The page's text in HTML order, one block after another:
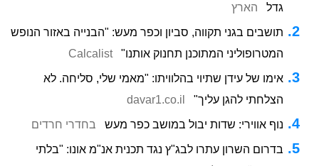
גדל
הארץ
תושבים בגני תקווה, סביון וכפר מעש: "הבנייה באזור הנופש
המטרופוליני המתוכנן תחנוק אותנו"
Calcalist
אימו של עידן שתיוי בהלוויתו: "מאמי שלי, סליחה. לא
הצלחתי להגן עליך"
davar1.co.il
נוף אווירי: שדות יבול במושב כפר מעש בחדרי חרדים
בדרום השרון עתרו לבג"ץ נגד תכנית אנ"מ אונו: "בלתי